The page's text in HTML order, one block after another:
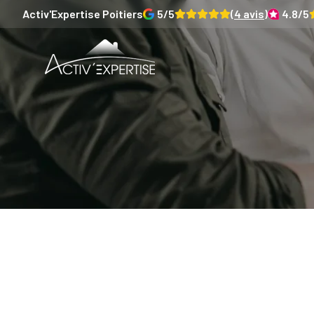
Activ'Expertise Poitiers 5/5 (4 avis) 4.8/5